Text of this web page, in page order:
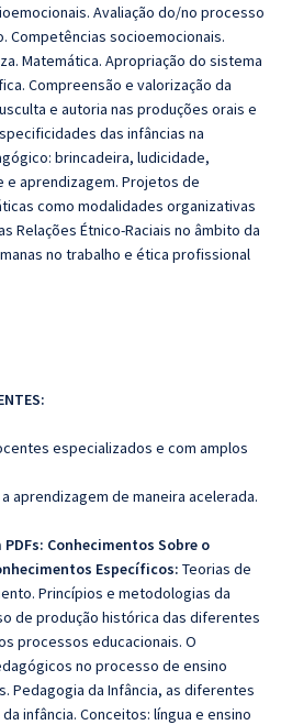
Avaliação do/no processo
Competências socioemocionais.
Matemática. Apropriação do sistema
Compreensão e valorização da
e autoria nas produções orais e
das infâncias na
brincadeira, ludicidade,
aprendizagem. Projetos de
como modalidades organizativas
Relações Étnico-Raciais no âmbito da
no trabalho e ética profissional
especializados e com amplos
aprendizagem de maneira acelerada.
Conhecimentos Sobre o
Específicos: Teorias de
Princípios e metodologias da
de produção histórica das diferentes
processos educacionais. O
no processo de ensino
Pedagogia da Infância, as diferentes
infância. Conceitos: língua e ensino